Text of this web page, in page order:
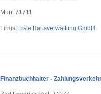
Murr, 71711
Firma:Erste Hausverwaltung GmbH
Finanzbuchhalter -